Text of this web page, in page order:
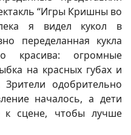
“Игры Кришны во
я видел кукол в
переделанная кукла
красива: огромные
на красных губах и
одобрительно
началось, а дети
к сцене, чтобы лучше